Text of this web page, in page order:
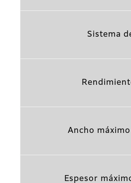
Sistema
Ancho
Espesor